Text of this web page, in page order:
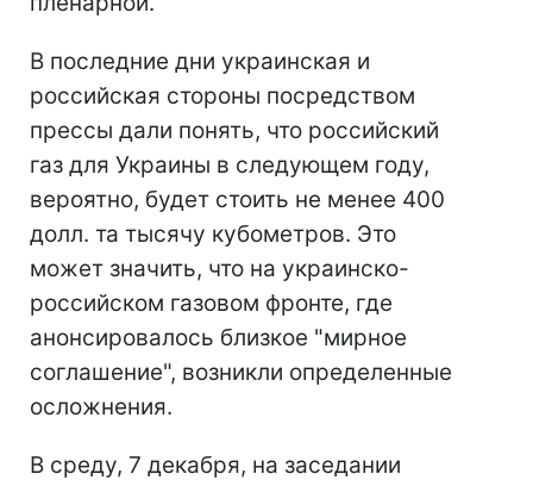
В последние дни украинская и
российская стороны посредством
прессы дали понять, что российский
газ для Украины в следующем году,
вероятно, будет стоить не менее 400
долл. та тысячу кубометров. Это
может значить, что на украинско-
российском газовом фронте, где
анонсировалось близкое "мирное
соглашение", возникли определенные
осложнения.
В среду, 7 декабря, на заседании